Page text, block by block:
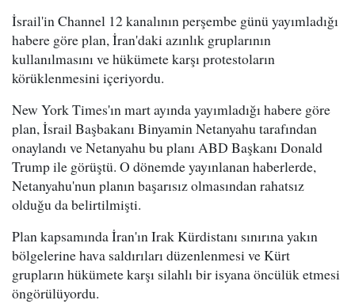
İsrail'in Channel 12 kanalının perşembe günü yayımladığı
habere göre plan, İran'daki azınlık gruplarının
kullanılmasını ve hükümete karşı protestoların
körüklenmesini içeriyordu.
New York Times'ın mart ayında yayımladığı habere göre
plan, İsrail Başbakanı Binyamin Netanyahu tarafından
onaylandı ve Netanyahu bu planı ABD Başkanı Donald
Trump ile görüştü. O dönemde yayınlanan haberlerde,
Netanyahu'nun planın başarısız olmasından rahatsız
olduğu da belirtilmişti.
Plan kapsamında İran'ın Irak Kürdistanı sınırına yakın
bölgelerine hava saldırıları düzenlenmesi ve Kürt
grupların hükümete karşı silahlı bir isyana öncülük etmesi
öngörülüyordu.